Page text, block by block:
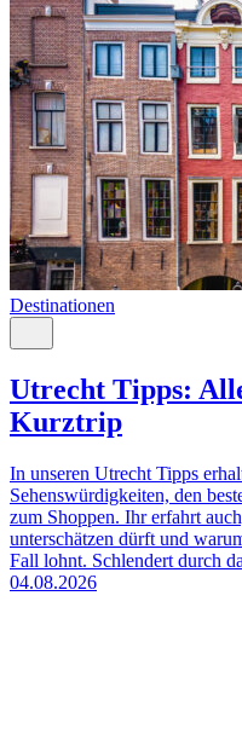
Destinationen
Utrecht Tipps:
Kurztrip
In unseren Utrecht Tipps
Sehenswürdigkeiten, den
zum Shoppen. Ihr erfahrt
unterschätzen dürft und
Fall lohnt. Schlendert durch
04.08.2026